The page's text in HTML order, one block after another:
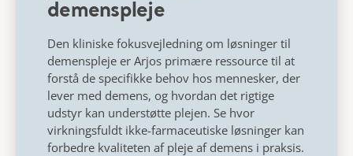
demenspleje​
Den kliniske fokusvejledning om løsninger til
demenspleje er Arjos primære ressource til at
forstå de specifikke behov hos mennesker, der
lever med demens, og hvordan det rigtige
udstyr kan understøtte plejen. Se hvor
virkningsfuldt ikke-farmaceutiske løsninger kan
forbedre kvaliteten af pleje af demens i praksis.​